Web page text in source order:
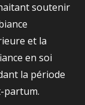
soutenir
et la
en soi
la période
partum.